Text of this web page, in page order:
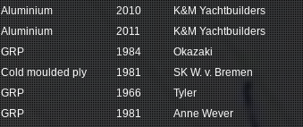
Aluminium 2010
K&M Yachtbuilders
Aluminium 2011
K&M Yachtbuilders
GRP 1984
Okazaki
Cold moulded ply 1981
SK W. v. Bremen
GRP 1966
Tyler
GRP 1981
Anne Wever